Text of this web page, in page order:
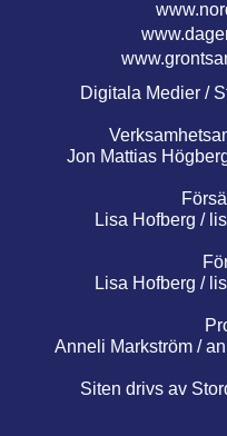
Digitala Medier /
Jon Mattias
Lisa Hofberg /
Lisa Hofberg /
Anneli Markström /
Siten drivs av